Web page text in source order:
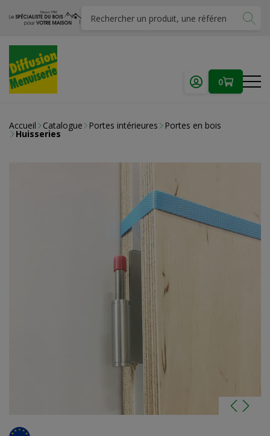
0
Accueil Catalogue Portes intérieures Portes en bois
Huisseries